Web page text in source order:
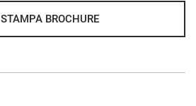
STAMPA BROCHURE